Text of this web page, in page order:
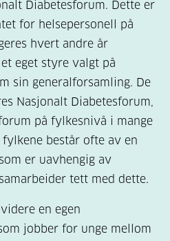
Diabetesforum. Dette er
for helsepersonell på
hvert andre år
eget styre valgt på
sin generalforsamling. De
Nasjonalt Diabetesforum,
på fylkesnivå i mange
består ofte av en
er uavhengig av
tett med dette.
en egen
jobber for unge mellom